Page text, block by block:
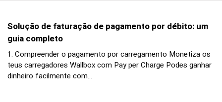
Solução de faturação de pagamento por débito: um
guia completo
1. Compreender o pagamento por carregamento Monetiza os
teus carregadores Wallbox com Pay per Charge Podes ganhar
dinheiro facilmente com...